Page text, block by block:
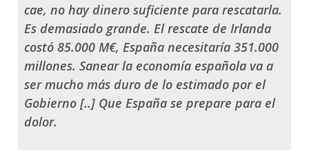
cae, no hay dinero suficiente para rescatarla.
Es demasiado grande. El rescate de Irlanda
costó 85.000 M€, España necesitaría 351.000
millones. Sanear la economía española va a
ser mucho más duro de lo estimado por el
Gobierno [..] Que España se prepare para el
dolor.